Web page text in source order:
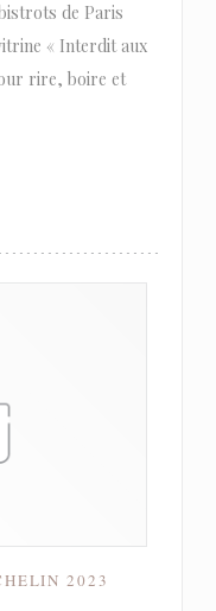
de Paris
« Interdit aux
rire, boire et
2023